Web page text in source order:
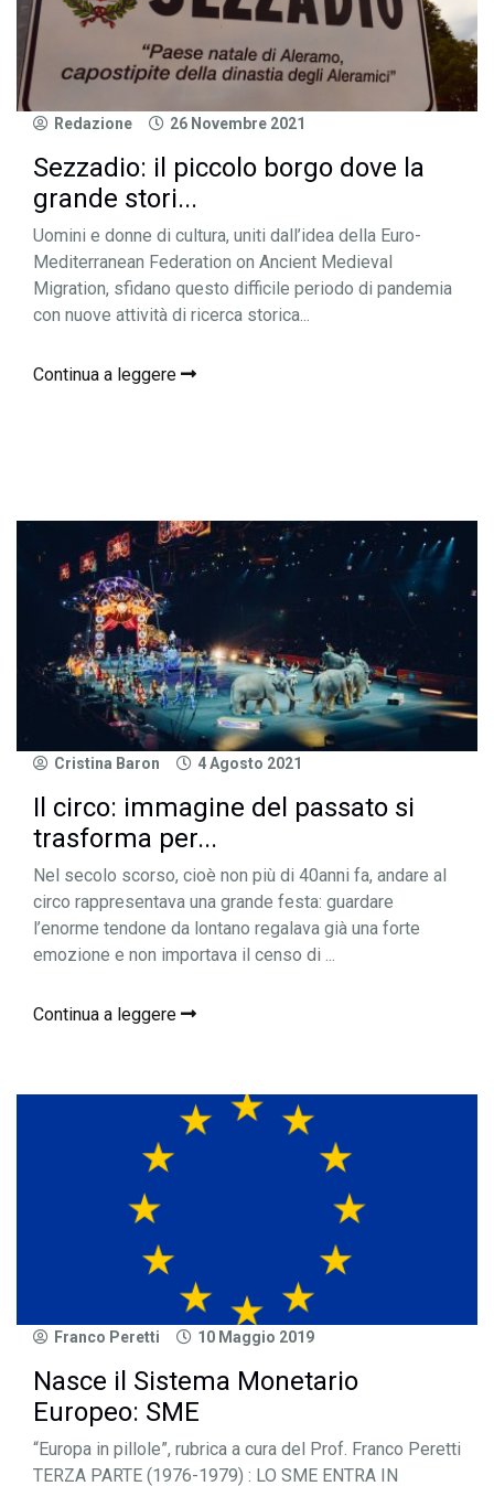
Redazione 26 Novembre 2021
Sezzadio: il piccolo borgo dove la
grande stori...
Uomini e donne di cultura, uniti dall’idea della Euro-
Mediterranean Federation on Ancient Medieval
Migration, sfidano questo difficile periodo di pandemia
con nuove attività di ricerca storica...
Continua a leggere
Cristina Baron 4 Agosto 2021
Il circo: immagine del passato si
trasforma per...
Nel secolo scorso, cioè non più di 40anni fa, andare al
circo rappresentava una grande festa: guardare
l’enorme tendone da lontano regalava già una forte
emozione e non importava il censo di ...
Continua a leggere
Franco Peretti 10 Maggio 2019
Nasce il Sistema Monetario
Europeo: SME
“Europa in pillole”, rubrica a cura del Prof. Franco Peretti
TERZA PARTE (1976-1979) : LO SME ENTRA IN